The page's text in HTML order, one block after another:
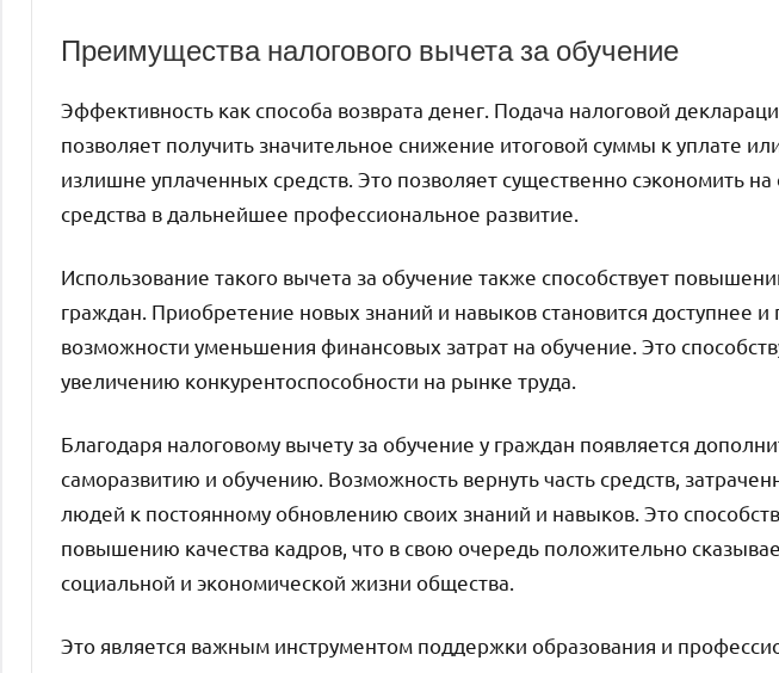
Преимущества налогового вычета за обучение
Эффективность как способа возврата денег. Подача налоговой
позволяет получить значительное снижение итоговой суммы к уплате
излишне уплаченных средств. Это позволяет существенно сэкономить
средства в дальнейшее профессиональное развитие.
Использование такого вычета за обучение также способствует
граждан. Приобретение новых знаний и навыков становится доступнее и
возможности уменьшения финансовых затрат на обучение. Это
увеличению конкурентоспособности на рынке труда.
Благодаря налоговому вычету за обучение у граждан появляется
саморазвитию и обучению. Возможность вернуть часть средств,
людей к постоянному обновлению своих знаний и навыков. Это
повышению качества кадров, что в свою очередь положительно
социальной и экономической жизни общества.
Это является важным инструментом поддержки образования и